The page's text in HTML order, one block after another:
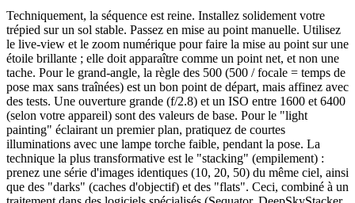
Techniquement, la séquence est reine. Installez solidement votre
trépied sur un sol stable. Passez en mise au point manuelle. Utilisez
le live-view et le zoom numérique pour faire la mise au point sur une
étoile brillante ; elle doit apparaître comme un point net, et non une
tache. Pour le grand-angle, la règle des 500 (500 / focale = temps de
pose max sans traînées) est un bon point de départ, mais affinez avec
des tests. Une ouverture grande (f/2.8) et un ISO entre 1600 et 6400
(selon votre appareil) sont des valeurs de base. Pour le "light
painting" éclairant un premier plan, pratiquez de courtes
illuminations avec une lampe torche faible, pendant la pose. La
technique la plus transformative est le "stacking" (empilement) :
prenez une série d'images identiques (10, 20, 50) du même ciel, ainsi
que des "darks" (caches d'objectif) et des "flats". Ceci, combiné à un